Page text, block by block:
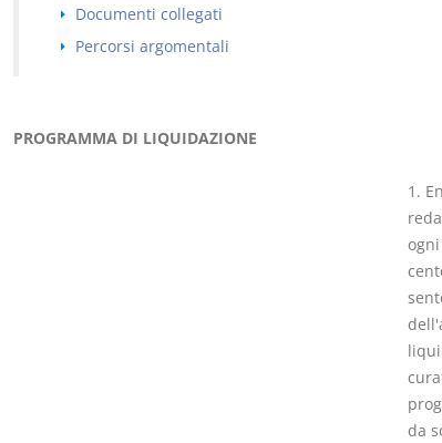
Documenti collegati
Percorsi argomentali
PROGRAMMA DI LIQUIDAZIONE
1.
da